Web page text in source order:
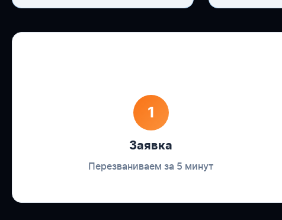
1
Заявка
Перезваниваем за 5 минут